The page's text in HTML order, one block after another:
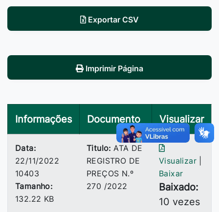
Exportar CSV
Imprimir Página
Informações Documento Visualizar
Data:
22/11/2022
10403
Tamanho:
132.22 KB
Titulo: ATA DE
REGISTRO DE
PREÇOS N.º
270 /2022
Visualizar
Baixar
Baixado:
10 vezes